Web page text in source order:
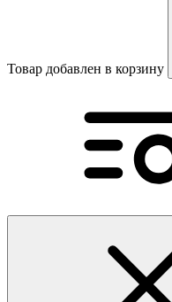
Товар добавлен в корзину